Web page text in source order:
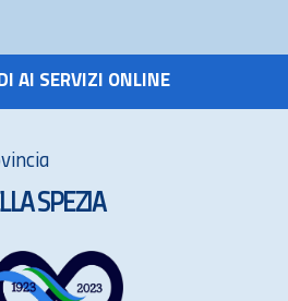
AI SERVIZI ONLINE
SPEZIA